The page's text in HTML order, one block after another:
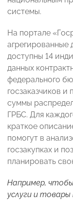
системы.
На портале
агрегированные
доступны 14
данных
федерального
госзаказчиков
суммы
ГРБС. Для
краткое
помогут в
госзакупках и
планировать
Например,
услуги и